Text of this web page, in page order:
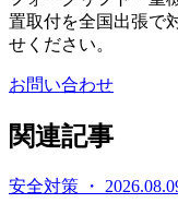
置取付を全国出張で
せください。
お問い合わせ
関連記事
安全対策 ・